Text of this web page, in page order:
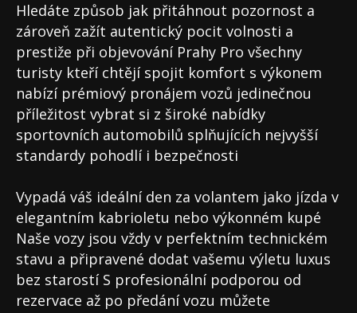
Hledáte způsob jak přitáhnout pozornost a
zároveň zažít autentický pocit volnosti a
prestiže při objevování Prahy Pro všechny
turisty kteří chtějí spojit komfort s výkonem
nabízí prémiový pronájem vozů jedinečnou
příležitost vybrat si z široké nabídky
sportovních automobilů splňujících nejvyšší
standardy pohodlí i bezpečnosti
Vypadá váš ideální den za volantem jako jízda v
elegantním kabrioletu nebo výkonném kupé
Naše vozy jsou vždy v perfektním technickém
stavu a připravené dodat vašemu výletu luxus
bez starostí S profesionální podporou od
rezervace až po předání vozu můžete